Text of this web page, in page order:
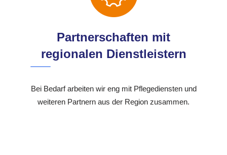
Partnerschaften mit
regionalen Dienstleistern
Bei Bedarf arbeiten wir eng mit Pflegediensten und
weiteren Partnern aus der Region zusammen.